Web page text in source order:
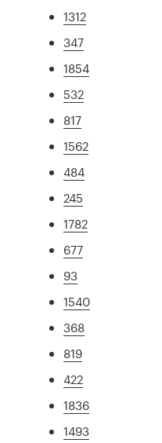
1312
347
1854
532
817
1562
484
245
1782
677
93
1540
368
819
422
1836
1493